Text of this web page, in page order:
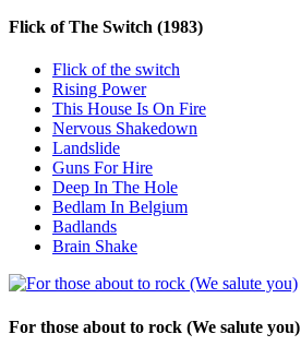
Flick of The Switch (1983)
Flick of the switch
Rising Power
This House Is On Fire
Nervous Shakedown
Landslide
Guns For Hire
Deep In The Hole
Bedlam In Belgium
Badlands
Brain Shake
For those about to rock (We salute you)